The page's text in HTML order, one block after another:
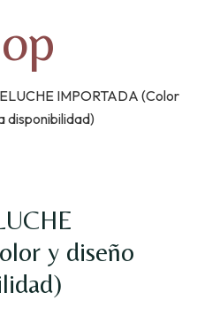
IMPORTADA (Color
disponibilidad)
y diseño